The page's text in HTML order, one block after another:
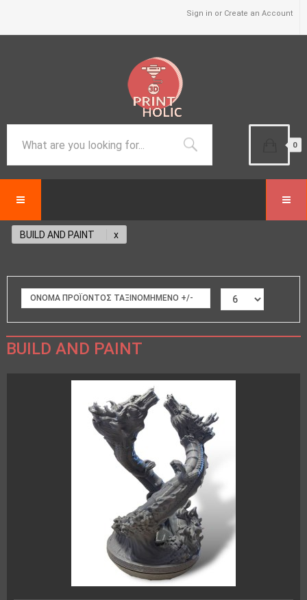
Sign in or Create an Account
0
BUILD AND PAINT
ΟΝΟΜΑ ΠΡΟΪΌΝΤΟΣ ΤΑΞΙΝΟΜΗΜΈΝΟ +/-
BUILD AND PAINT